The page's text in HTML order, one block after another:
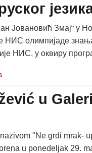
Јовановић Змај“ у
НИС олимпијаде
НИС, у оквиру
u
"Ne grdi mrak-
u ponedeljak 29.